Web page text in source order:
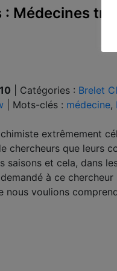
: Médecines
Catégories : Brelet
Mots-clés : médecine,
extrêmement
chercheurs que leurs
saisons et cela, dans
demandé à ce
nous voulions